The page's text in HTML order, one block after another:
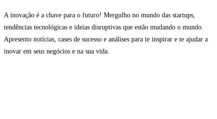
A inovação é a chave para o futuro! Mergulho no mundo das startups,
tendências tecnológicas e ideias disruptivas que estão mudando o mundo.
Apresento notícias, cases de sucesso e análises para te inspirar e te ajudar a
inovar em seus negócios e na sua vida.